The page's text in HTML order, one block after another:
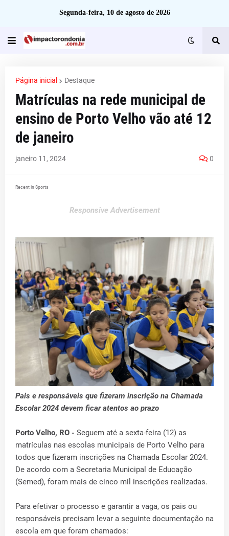
Segunda-feira, 10 de agosto de 2026
Página inicial Destaque
Matrículas na rede municipal de
ensino de Porto Velho vão até 12
de janeiro
janeiro 11, 2024 0
Recent in Sports
Responsive Advertisement
Pais e responsáveis que fizeram inscrição na Chamada
Escolar 2024 devem ficar atentos ao prazo
Porto Velho, RO - Seguem até a sexta-feira (12) as
matrículas nas escolas municipais de Porto Velho para
todos que fizeram inscrições na Chamada Escolar 2024.
De acordo com a Secretaria Municipal de Educação
(Semed), foram mais de cinco mil inscrições realizadas.
Para efetivar o processo e garantir a vaga, os pais ou
responsáveis precisam levar a seguinte documentação na
escola em que foram chamados: